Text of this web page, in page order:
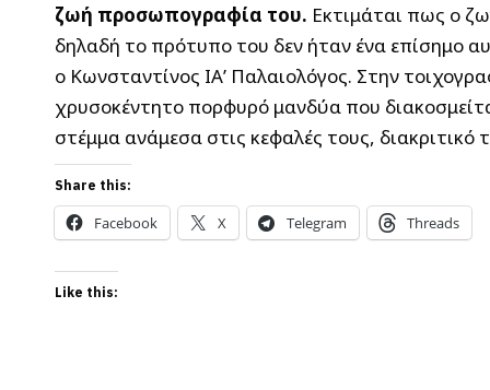
ζωή προσωπογραφία του. Εκτιμάται πως ο
δηλαδή το πρότυπο του δεν ήταν ένα επίσημο
ο Κωνσταντίνος ΙΑ’ Παλαιολόγος. Στην
χρυσοκέντητο πορφυρό μανδύα που
στέμμα ανάμεσα στις κεφαλές τους,
Share this:
Facebook X Telegram Threads
Like this: